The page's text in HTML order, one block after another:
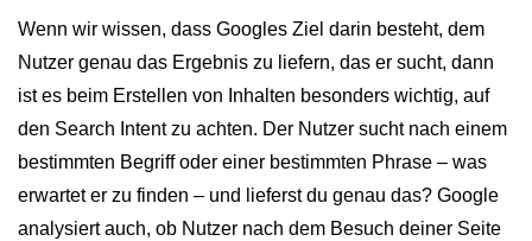
Wenn wir wissen, dass Googles Ziel darin besteht, dem
Nutzer genau das Ergebnis zu liefern, das er sucht, dann
ist es beim Erstellen von Inhalten besonders wichtig, auf
den Search Intent zu achten. Der Nutzer sucht nach einem
bestimmten Begriff oder einer bestimmten Phrase – was
erwartet er zu finden – und lieferst du genau das? Google
analysiert auch, ob Nutzer nach dem Besuch deiner Seite